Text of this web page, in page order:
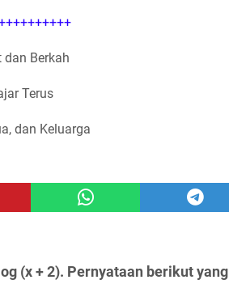
Berkah
Terus
dan Keluarga
(x + 2). Pernyataan berikut yang